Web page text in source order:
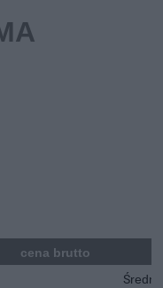
cena brutto
Średni